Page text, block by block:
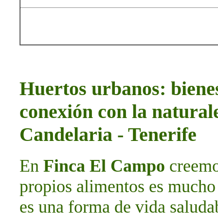
Huertos urbanos:
conexión con la
Candelaria - Tenerife
En Finca El Campo
propios alimentos es
es una forma de vida